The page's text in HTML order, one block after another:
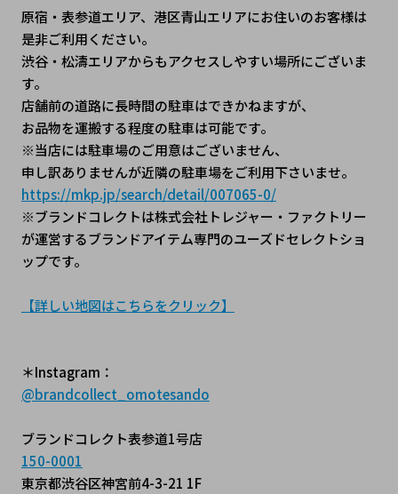
原宿・表参道エリア、港区青山エリアにお住いのお客様は
是非ご利用ください。
渋谷・松濤エリアからもアクセスしやすい場所にございま
す。
店舗前の道路に長時間の駐車はできかねますが、
お品物を運搬する程度の駐車は可能です。
※当店には駐車場のご用意はございません、
申し訳ありませんが近隣の駐車場をご利用下さいませ。
https://mkp.jp/search/detail/007065-0/
※ブランドコレクトは株式会社トレジャー・ファクトリー
が運営するブランドアイテム専門のユーズドセレクトショ
ップです。
【詳しい地図はこちらをクリック】
＊Instagram：
@brandcollect_omotesando
ブランドコレクト表参道1号店
150-0001
東京都渋谷区神宮前4-3-21 1F